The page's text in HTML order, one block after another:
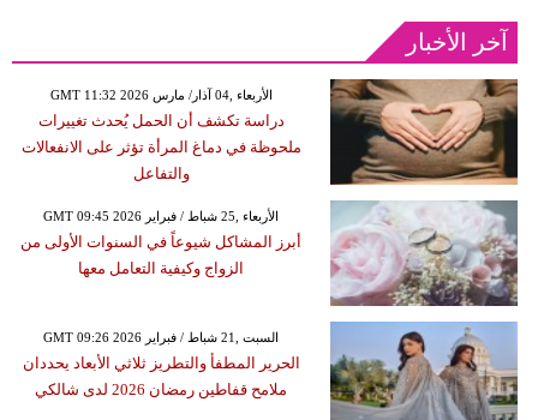
آخر الأخبار
GMT 11:32 2026 الأربعاء ,04 آذار/ مارس
دراسة تكشف أن الحمل يُحدث تغييرات
ملحوظة في دماغ المرأة تؤثر على الانفعالات
والتفاعل
GMT 09:45 2026 الأربعاء ,25 شباط / فبراير
أبرز المشاكل شيوعاً في السنوات الأولى من
الزواج وكيفية التعامل معها
GMT 09:26 2026 السبت ,21 شباط / فبراير
الحرير المطفأ والتطريز ثلاثي الأبعاد يحددان
ملامح قفاطين رمضان 2026 لدى شالكي